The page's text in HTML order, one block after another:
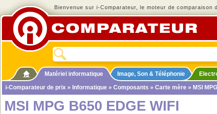
Bienvenue sur i-Comparateur, le moteur de comparaison
Matériel informatique Image, Son & Téléphonie
i-Comparateur de prix » Informatique » Composants » Carte mère » MSI
MSI MPG B650 EDGE WIFI